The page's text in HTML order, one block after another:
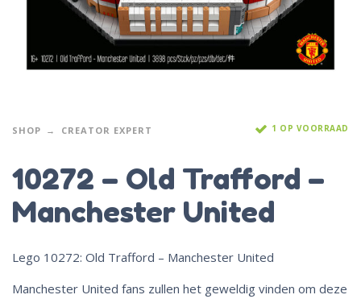
SHOP CREATOR EXPERT 1 OP VOORRAAD
10272 – Old Trafford –
Manchester United
Lego 10272: Old Trafford – Manchester United
Manchester United fans zullen het geweldig vinden om deze